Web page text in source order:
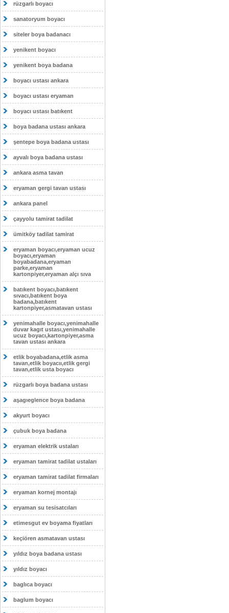
rüzgarlı boyacı
sanatoryum boyacı
siteler boya badanacı
yenikent boyacı
yenikent boya badana
boyacı ustası ankara
boyacı ustası eryaman
boyacı ustası batıkent
boya badana ustası ankara
şentepe boya badana ustası
ayvalı boya badana ustası
ankara asma tavan
eryaman gergi tavan ustası
ankara panel
çayyolu tamirat tadilat
ümitköy tadilat tamirat
eryaman boyacı,eryaman ucuz
boyacı,eryaman
boyabadana,eryaman
parke,eryaman
kartonpiyer,eryaman alçı sıva
batıkent boyacı,batıkent
sıvacı,batıkent boya
badana,batıkent
kartonpiyer,asmatavan ustası
yenimahalle boyacı,yenimahalle
duvar kagıt ustası,yenimahalle
ucuz boyacı,kartonpiyer,asma
tavan ustası ankara
etlik boyabadana,etlik asma
tavan,etlik boyacıı,etlik gergi
tavan,etlik usta boyacı
rüzgarlı boya badana ustası
aşagıeglence boya badana
akyurt boyacı
çubuk boya badana
eryaman elektrik ustaları
eryaman tamirat tadilat ustaları
eryaman tamirat tadilat firmaları
eryaman kornej montajı
eryaman su tesisatcıları
etimesgut ev boyama fiyatları
keçiören asmatavan ustası
yıldız boya badana ustası
yıldız boyacı
baglıca boyacı
baglum boyacı